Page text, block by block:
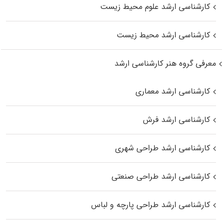
کارشناسی ارشد علوم محیط‌ زیست
کارشناسی ارشد محیط زیست
معرفی گروه هنر کارشناسی ارشد
کارشناسی ارشد معماری
کارشناسی ارشد فرش
کارشناسی ارشد طراحی شهری
کارشناسی ارشد طراحی صنعتی
کارشناسی ارشد طراحی پارچه و لباس